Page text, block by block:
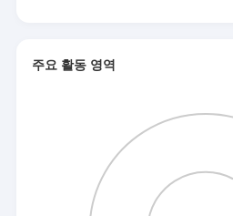
주요 활동 영역